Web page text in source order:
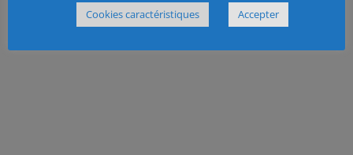
Cookies caractéristiques Accepter